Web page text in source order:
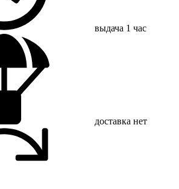
выдача 1 час
доставка нет